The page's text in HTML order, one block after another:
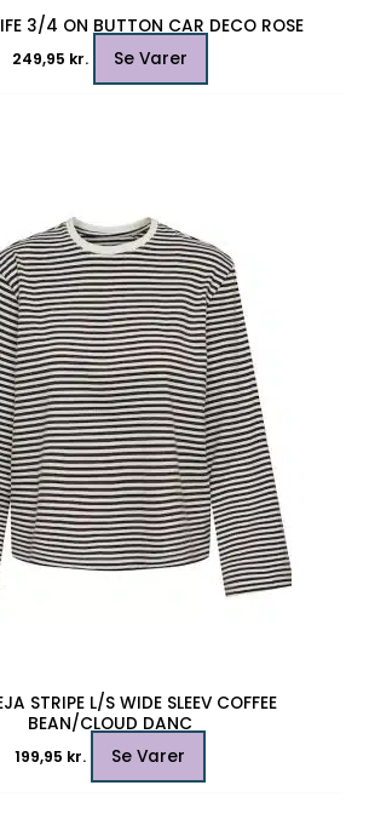
3/4 ON BUTTON CAR DECO ROSE
249,95 kr. Se Varer
STRIPE L/S WIDE SLEEV COFFEE
BEAN/CLOUD DANC
199,95 kr. Se Varer
varianter.
Mulighederne
kan
vælges
på
varesiden